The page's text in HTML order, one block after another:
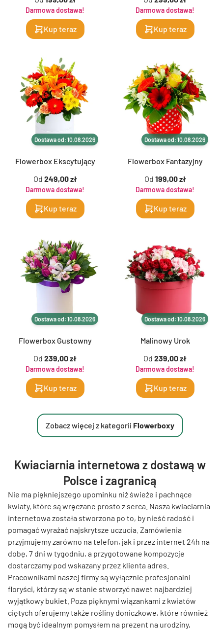
Darmowa dostawa!
Kup teraz
Darmowa dostawa!
Kup teraz
Dostawa od: 10.08.2026
Flowerbox Ekscytujący
Od 249,00 zł
Darmowa dostawa!
Kup teraz
Dostawa od: 10.08.2026
Flowerbox Fantazyjny
Od 199,00 zł
Darmowa dostawa!
Kup teraz
Dostawa od: 10.08.2026
Flowerbox Gustowny
Od 239,00 zł
Darmowa dostawa!
Kup teraz
Dostawa od: 10.08.2026
Malinowy Urok
Od 239,00 zł
Darmowa dostawa!
Kup teraz
Zobacz więcej z kategorii Flowerboxy
Kwiaciarnia internetowa z dostawą w
Polsce i zagranicą
Nie ma piękniejszego upominku niż świeże i pachnące
kwiaty, które są wręczane prosto z serca. Nasza kwiaciarnia
internetowa została stworzona po to, by nieść radość i
pomagać wyrażać najskrytsze uczucia. Zamówienia
przyjmujemy zarówno na telefon, jak i przez internet 24h na
dobę, 7 dni w tygodniu, a przygotowane kompozycje
dostarczamy pod wskazany przez klienta adres.
Pracownikami naszej firmy są wyłącznie profesjonalni
floryści, którzy są w stanie stworzyć nawet najbardziej
wyjątkowy bukiet. Poza pięknymi wiązankami z kwiatów
ciętych oferujemy także rośliny doniczkowe, które również
mogą być idealnym pomysłem na prezent na urodziny,